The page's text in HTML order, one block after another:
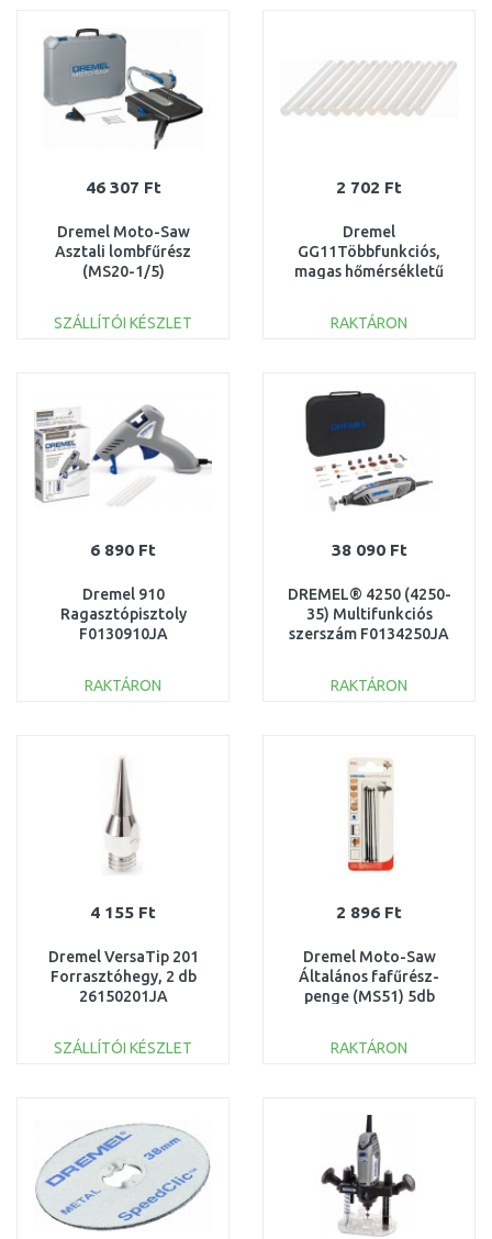
Összehasonlítás
46 307 Ft
Dremel Moto-Saw
Asztali lombfűrész
(MS20-1/5)
SZÁLLÍTÓI KÉSZLET
2 702 Ft
Dremel
GG11Többfunkciós,
magas hőmérsékletű
12db 2615GG11JA
RAKTÁRON
Összehasonlítás
6 890 Ft
Dremel 910
Ragasztópisztoly
F0130910JA
RAKTÁRON
38 090 Ft
DREMEL® 4250 (4250-
35) Multifunkciós
szerszám F0134250JA
RAKTÁRON
4 155 Ft
Dremel VersaTip 201
Forrasztóhegy, 2 db
26150201JA
SZÁLLÍTÓI KÉSZLET
2 896 Ft
Dremel Moto-Saw
Általános fafűrész-
penge (MS51) 5db
RAKTÁRON
Összehasonlítás